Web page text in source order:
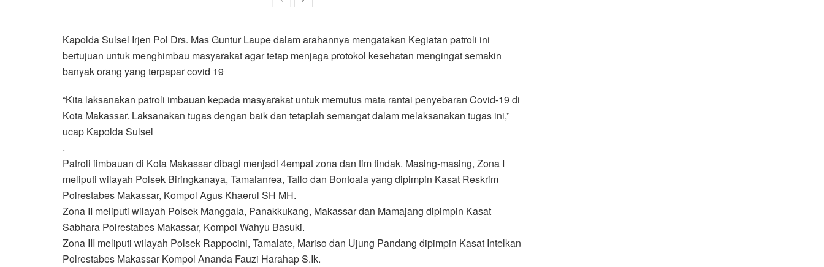
Kapolda Sulsel Irjen Pol Drs. Mas Guntur Laupe dalam arahannya mengatakan Kegiatan patroli ini
bertujuan untuk menghimbau masyarakat agar tetap menjaga protokol kesehatan mengingat semakin
banyak orang yang terpapar covid 19
“Kita laksanakan patroli imbauan kepada masyarakat untuk memutus mata rantai penyebaran Covid-19 di
Kota Makassar. Laksanakan tugas dengan baik dan tetaplah semangat dalam melaksanakan tugas ini,”
ucap Kapolda Sulsel
.
Patroli iimbauan di Kota Makassar dibagi menjadi 4empat zona dan tim tindak. Masing-masing, Zona I
meliputi wilayah Polsek Biringkanaya, Tamalanrea, Tallo dan Bontoala yang dipimpin Kasat Reskrim
Polrestabes Makassar, Kompol Agus Khaerul SH MH.
Zona II meliputi wilayah Polsek Manggala, Panakkukang, Makassar dan Mamajang dipimpin Kasat
Sabhara Polrestabes Makassar, Kompol Wahyu Basuki.
Zona III meliputi wilayah Polsek Rappocini, Tamalate, Mariso dan Ujung Pandang dipimpin Kasat Intelkan
Polrestabes Makassar Kompol Ananda Fauzi Harahap S.Ik.